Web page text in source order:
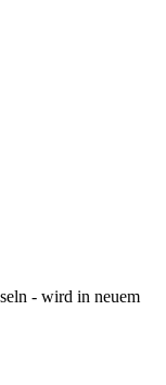
- wird in neuem